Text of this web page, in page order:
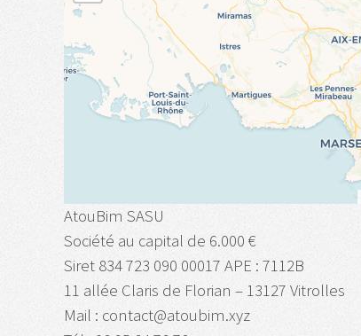
AtouBim SASU
Société au capital de 6.000 €
Siret 834 723 090 00017 APE : 7112B
11 allée Claris de Florian – 13127 Vitrolles
Mail : contact@atoubim.xyz